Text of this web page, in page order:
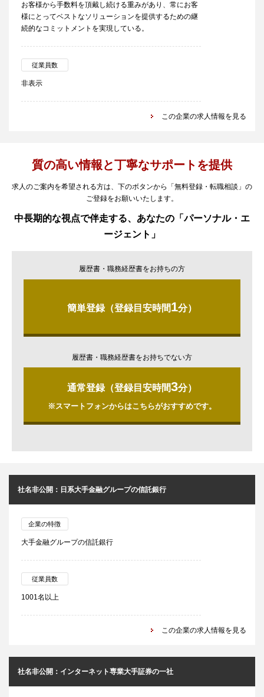
お客様から手数料を頂戴し続ける重みがあり、常にお客
様にとってベストなソリューションを提供するための継
続的なコミットメントを実現している。
従業員数
非表示
この企業の求人情報を見る
質の高い情報と丁寧なサポートを提供
求人のご案内を希望される方は、下のボタンから「無料登録・転職相談」の
ご登録をお願いいたします。
中長期的な視点で伴走する、あなたの「パーソナル・エ
ージェント」
履歴書・職務経歴書をお持ちの方
簡単登録（登録目安時間1分）
履歴書・職務経歴書をお持ちでない方
通常登録（登録目安時間3分）
※スマートフォンからはこちらがおすすめです。
社名非公開：日系大手金融グループの信託銀行
企業の特徴
大手金融グループの信託銀行
従業員数
1001名以上
この企業の求人情報を見る
社名非公開：インターネット専業大手証券の一社